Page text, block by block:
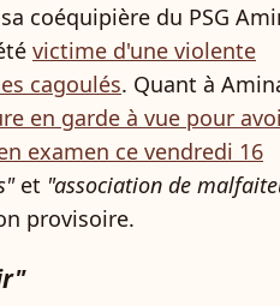
coéquipière du PSG
victime d'une violente
cagoulés. Quant à
en garde à vue pour
examen ce vendredi 16
et "association de
provisoire.